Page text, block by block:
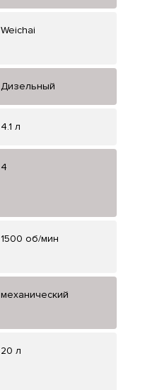
Weichai
Дизельный
4.1 л
4
1500 об/мин
механический
20 л